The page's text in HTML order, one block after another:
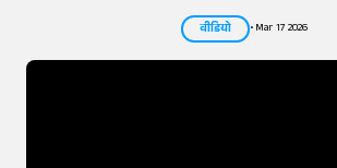
वीडियो •Mar 17 2026